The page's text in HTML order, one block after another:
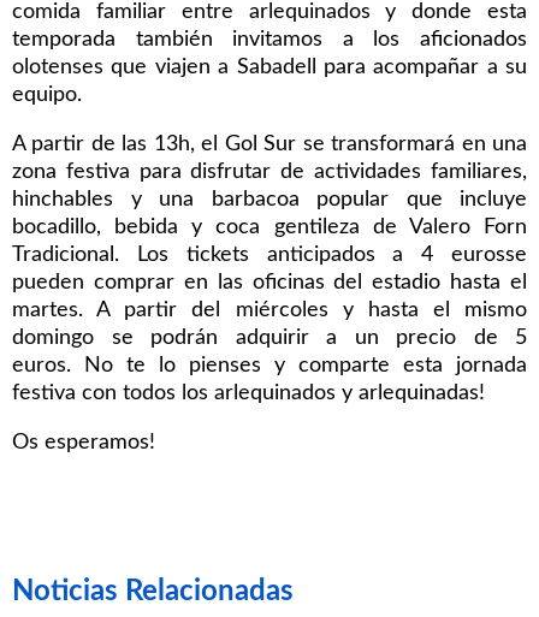
comida familiar entre arlequinados y donde esta
temporada también invitamos a los aficionados
olotenses que viajen a Sabadell para acompañar a su
equipo.
A partir de las 13h, el Gol Sur se transformará en una
zona festiva para disfrutar de actividades familiares,
hinchables y una barbacoa popular que incluye
bocadillo, bebida y coca gentileza de Valero Forn
Tradicional. Los tickets anticipados a 4 eurosse
pueden comprar en las oficinas del estadio hasta el
martes. A partir del miércoles y hasta el mismo
domingo se podrán adquirir a un precio de 5
euros. No te lo pienses y comparte esta jornada
festiva con todos los arlequinados y arlequinadas!
Os esperamos!
Noticias Relacionadas